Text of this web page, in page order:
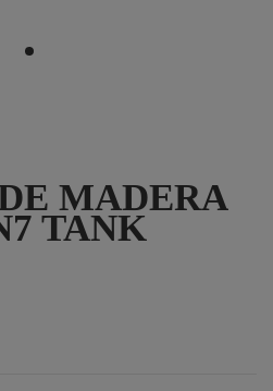
MADERA
TANK